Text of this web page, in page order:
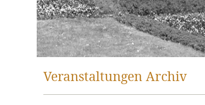
Veranstaltungen Archiv